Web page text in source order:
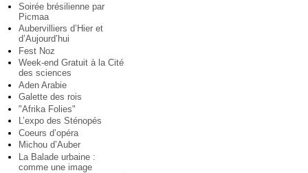
Soirée brésilienne par
Picmaa
Aubervilliers d’Hier et
d’Aujourd’hui
Fest Noz
Week-end Gratuit à la Cité
des sciences
Aden Arabie
Galette des rois
"Afrika Folies"
L’expo des Sténopés
Coeurs d’opéra
Michou d’Auber
La Balade urbaine :
comme une image